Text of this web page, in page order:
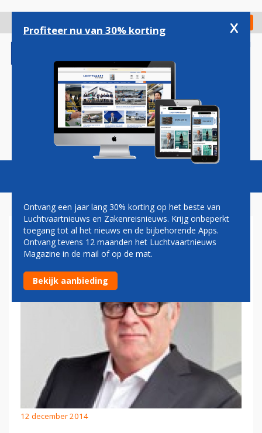
gaan
Check in
Magazine Podcasts Vacatures
JOHN JANSEN: KNOPEN
TELLEN…
12 december 2014
Profiteer nu van 30% korting x
Ontvang een jaar lang 30% korting op het beste van
Luchtvaartnieuws en Zakenreisnieuws. Krijg onbeperkt
toegang tot al het nieuws en de bijbehorende Apps.
Ontvang tevens 12 maanden het Luchtvaartnieuws
Magazine in de mail of op de mat.
Bekijk aanbieding